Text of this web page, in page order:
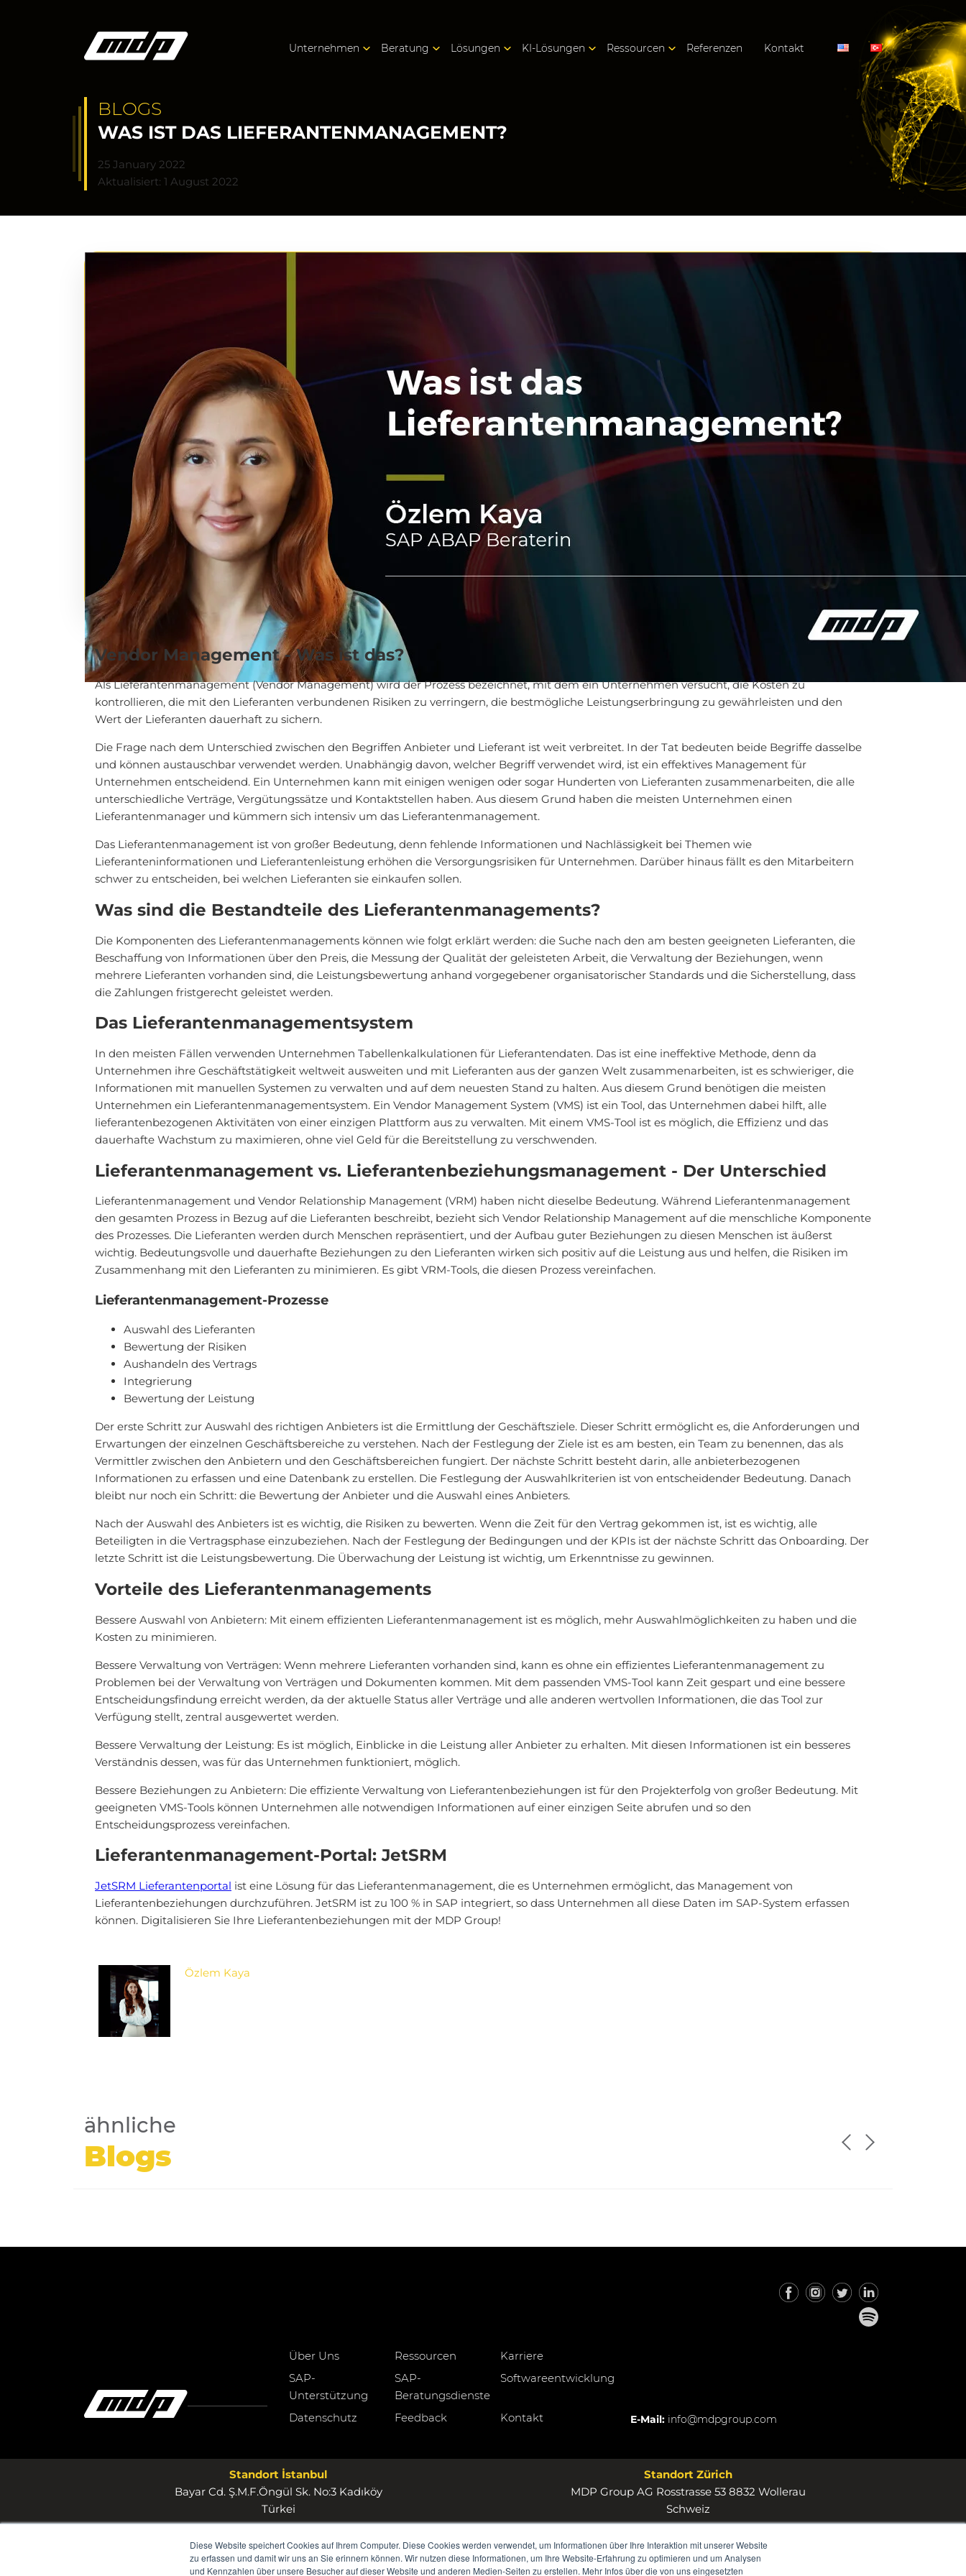
Diese Website speichert Cookies auf Ihrem Computer. Diese Cookies werden verwendet, um Informationen über Ihre Interaktion mit unserer Website
zu erfassen und damit wir uns an Sie erinnern können. Wir nutzen diese Informationen, um Ihre Website-Erfahrung zu optimieren und um Analysen
und Kennzahlen über unsere Besucher auf dieser Website und anderen Medien-Seiten zu erstellen. Mehr Infos über die von uns eingesetzten
Unternehmen Beratung Lösungen KI-Lösungen Ressourcen Referenzen Kontakt
BLOGS
WAS IST DAS LIEFERANTENMANAGEMENT?
25 January 2022
Aktualisiert: 1 August 2022
Vendor Management - Was ist das?
Als Lieferantenmanagement (Vendor Management) wird der Prozess bezeichnet, mit dem ein Unternehmen versucht, die Kosten zu
kontrollieren, die mit den Lieferanten verbundenen Risiken zu verringern, die bestmögliche Leistungserbringung zu gewährleisten und den
Wert der Lieferanten dauerhaft zu sichern.
Die Frage nach dem Unterschied zwischen den Begriffen Anbieter und Lieferant ist weit verbreitet. In der Tat bedeuten beide Begriffe dasselbe
und können austauschbar verwendet werden. Unabhängig davon, welcher Begriff verwendet wird, ist ein effektives Management für
Unternehmen entscheidend. Ein Unternehmen kann mit einigen wenigen oder sogar Hunderten von Lieferanten zusammenarbeiten, die alle
unterschiedliche Verträge, Vergütungssätze und Kontaktstellen haben. Aus diesem Grund haben die meisten Unternehmen einen
Lieferantenmanager und kümmern sich intensiv um das Lieferantenmanagement.
Das Lieferantenmanagement ist von großer Bedeutung, denn fehlende Informationen und Nachlässigkeit bei Themen wie
Lieferanteninformationen und Lieferantenleistung erhöhen die Versorgungsrisiken für Unternehmen. Darüber hinaus fällt es den Mitarbeitern
schwer zu entscheiden, bei welchen Lieferanten sie einkaufen sollen.
Was sind die Bestandteile des Lieferantenmanagements?
Die Komponenten des Lieferantenmanagements können wie folgt erklärt werden: die Suche nach den am besten geeigneten Lieferanten, die
Beschaffung von Informationen über den Preis, die Messung der Qualität der geleisteten Arbeit, die Verwaltung der Beziehungen, wenn
mehrere Lieferanten vorhanden sind, die Leistungsbewertung anhand vorgegebener organisatorischer Standards und die Sicherstellung, dass
die Zahlungen fristgerecht geleistet werden.
Das Lieferantenmanagementsystem
In den meisten Fällen verwenden Unternehmen Tabellenkalkulationen für Lieferantendaten. Das ist eine ineffektive Methode, denn da
Unternehmen ihre Geschäftstätigkeit weltweit ausweiten und mit Lieferanten aus der ganzen Welt zusammenarbeiten, ist es schwieriger, die
Informationen mit manuellen Systemen zu verwalten und auf dem neuesten Stand zu halten. Aus diesem Grund benötigen die meisten
Unternehmen ein Lieferantenmanagementsystem. Ein Vendor Management System (VMS) ist ein Tool, das Unternehmen dabei hilft, alle
lieferantenbezogenen Aktivitäten von einer einzigen Plattform aus zu verwalten. Mit einem VMS-Tool ist es möglich, die Effizienz und das
dauerhafte Wachstum zu maximieren, ohne viel Geld für die Bereitstellung zu verschwenden.
Lieferantenmanagement vs. Lieferantenbeziehungsmanagement - Der Unterschied
Lieferantenmanagement und Vendor Relationship Management (VRM) haben nicht dieselbe Bedeutung. Während Lieferantenmanagement
den gesamten Prozess in Bezug auf die Lieferanten beschreibt, bezieht sich Vendor Relationship Management auf die menschliche Komponente
des Prozesses. Die Lieferanten werden durch Menschen repräsentiert, und der Aufbau guter Beziehungen zu diesen Menschen ist äußerst
wichtig. Bedeutungsvolle und dauerhafte Beziehungen zu den Lieferanten wirken sich positiv auf die Leistung aus und helfen, die Risiken im
Zusammenhang mit den Lieferanten zu minimieren. Es gibt VRM-Tools, die diesen Prozess vereinfachen.
Lieferantenmanagement-Prozesse
Auswahl des Lieferanten
Bewertung der Risiken
Aushandeln des Vertrags
Integrierung
Bewertung der Leistung
Der erste Schritt zur Auswahl des richtigen Anbieters ist die Ermittlung der Geschäftsziele. Dieser Schritt ermöglicht es, die Anforderungen und
Erwartungen der einzelnen Geschäftsbereiche zu verstehen. Nach der Festlegung der Ziele ist es am besten, ein Team zu benennen, das als
Vermittler zwischen den Anbietern und den Geschäftsbereichen fungiert. Der nächste Schritt besteht darin, alle anbieterbezogenen
Informationen zu erfassen und eine Datenbank zu erstellen. Die Festlegung der Auswahlkriterien ist von entscheidender Bedeutung. Danach
bleibt nur noch ein Schritt: die Bewertung der Anbieter und die Auswahl eines Anbieters.
Nach der Auswahl des Anbieters ist es wichtig, die Risiken zu bewerten. Wenn die Zeit für den Vertrag gekommen ist, ist es wichtig, alle
Beteiligten in die Vertragsphase einzubeziehen. Nach der Festlegung der Bedingungen und der KPIs ist der nächste Schritt das Onboarding. Der
letzte Schritt ist die Leistungsbewertung. Die Überwachung der Leistung ist wichtig, um Erkenntnisse zu gewinnen.
Vorteile des Lieferantenmanagements
Bessere Auswahl von Anbietern: Mit einem effizienten Lieferantenmanagement ist es möglich, mehr Auswahlmöglichkeiten zu haben und die
Kosten zu minimieren.
Bessere Verwaltung von Verträgen: Wenn mehrere Lieferanten vorhanden sind, kann es ohne ein effizientes Lieferantenmanagement zu
Problemen bei der Verwaltung von Verträgen und Dokumenten kommen. Mit dem passenden VMS-Tool kann Zeit gespart und eine bessere
Entscheidungsfindung erreicht werden, da der aktuelle Status aller Verträge und alle anderen wertvollen Informationen, die das Tool zur
Verfügung stellt, zentral ausgewertet werden.
Bessere Verwaltung der Leistung: Es ist möglich, Einblicke in die Leistung aller Anbieter zu erhalten. Mit diesen Informationen ist ein besseres
Verständnis dessen, was für das Unternehmen funktioniert, möglich.
Bessere Beziehungen zu Anbietern: Die effiziente Verwaltung von Lieferantenbeziehungen ist für den Projekterfolg von großer Bedeutung. Mit
geeigneten VMS-Tools können Unternehmen alle notwendigen Informationen auf einer einzigen Seite abrufen und so den
Entscheidungsprozess vereinfachen.
Lieferantenmanagement-Portal: JetSRM
JetSRM Lieferantenportal ist eine Lösung für das Lieferantenmanagement, die es Unternehmen ermöglicht, das Management von
Lieferantenbeziehungen durchzuführen. JetSRM ist zu 100 % in SAP integriert, so dass Unternehmen all diese Daten im SAP-System erfassen
können. Digitalisieren Sie Ihre Lieferantenbeziehungen mit der MDP Group!
Özlem Kaya
ähnliche
Blogs
Über Uns Ressourcen
Karriere
SAP-
Unterstützung
SAP-
Beratungsdienste
Softwareentwicklung
Datenschutz Feedback Kontakt E-Mail: info@mdpgroup.com
Standort İstanbul
Bayar Cd. Ş.M.F.Öngül Sk. No:3 Kadıköy
Türkei
Standort Zürich
MDP Group AG Rosstrasse 53 8832 Wollerau
Schweiz